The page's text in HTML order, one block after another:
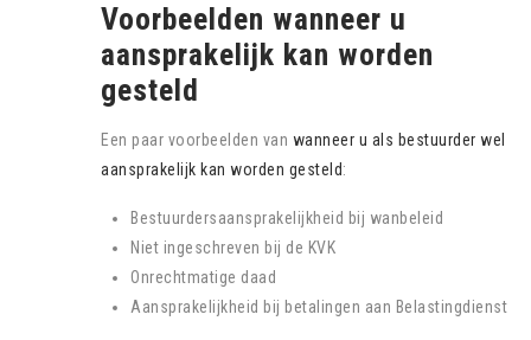
Voorbeelden wanneer u
aansprakelijk kan worden
gesteld
Een paar voorbeelden van wanneer u als bestuurder wel
aansprakelijk kan worden gesteld:
Bestuurdersaansprakelijkheid bij wanbeleid
Niet ingeschreven bij de KVK
Onrechtmatige daad
Aansprakelijkheid bij betalingen aan Belastingdienst